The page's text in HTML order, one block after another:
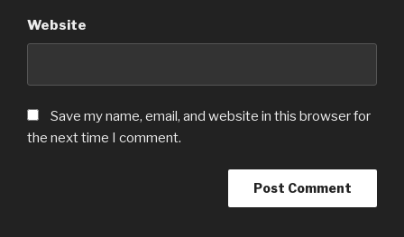
Website
Save my name, email, and website in this browser for
the next time I comment.